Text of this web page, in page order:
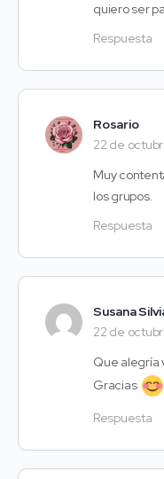
quiero ser
Respuesta
Rosario
22 de
Muy
los grupos.
Respuesta
Susana
22 de
Que alegría
Gracias
Respuesta